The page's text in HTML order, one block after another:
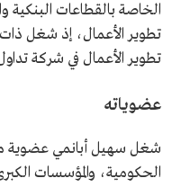
الخاصة بالقطاعات البنكية
تطوير الأعمال، إذ شغل
تطوير الأعمال في شركة
عضوياته
شغل سهيل أبانمي عضوية
الحكومية، والمؤسسات